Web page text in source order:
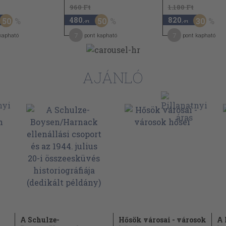
50
960 Ft
480 ,-Ft 50
pont kapható
1.180 Ft
820 ,-Ft 30
pont kapható
AJÁNLÓ
A Schulze-
Hősök városai - városok
A